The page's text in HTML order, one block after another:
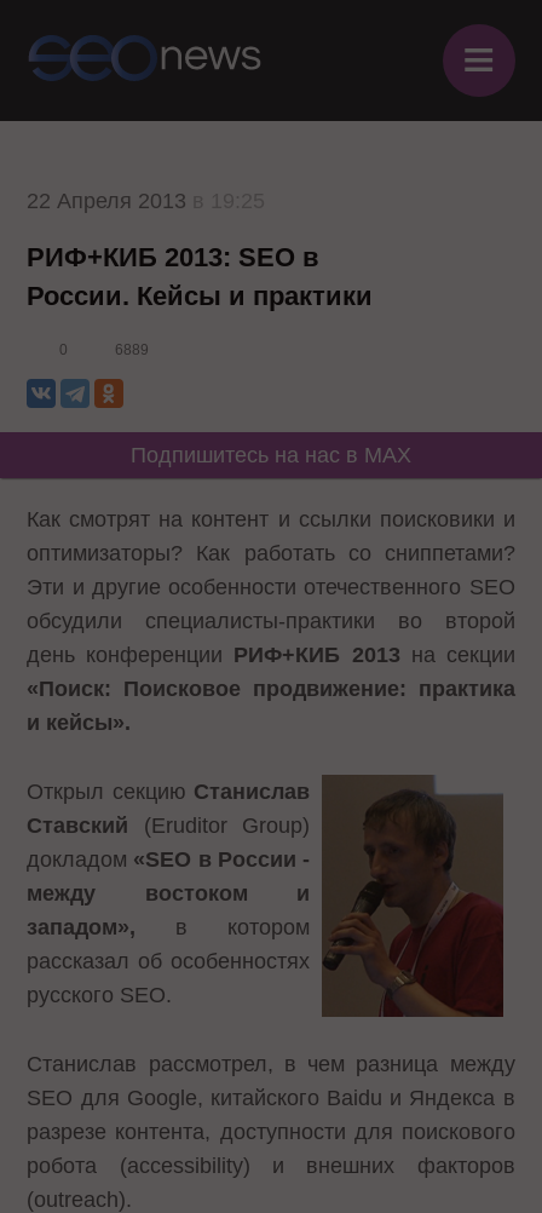
≡
22 Апреля 2013
РИФ+КИБ 2013: SEO в
России. Кейсы и практики
0 6889
Подпишитесь на нас в MAX
Как смотрят на контент и ссылки поисковики и
оптимизаторы? Как работать со сниппетами?
Эти и другие особенности отечественного SEO
обсудили специалисты-практики во второй
день конференции РИФ+КИБ 2013 на секции
«Поиск: Поисковое продвижение: практика
и кейсы».
Открыл секцию Станислав
Ставский (Eruditor Group)
докладом «SEO в России -
между востоком и
западом», в котором
рассказал об особенностях
русского SEO.
Станислав рассмотрел, в чем разница между
SEO для Google, китайского Baidu и Яндекса в
разрезе контента, доступности для поискового
робота (accessibility) и внешних факторов
(outreach).